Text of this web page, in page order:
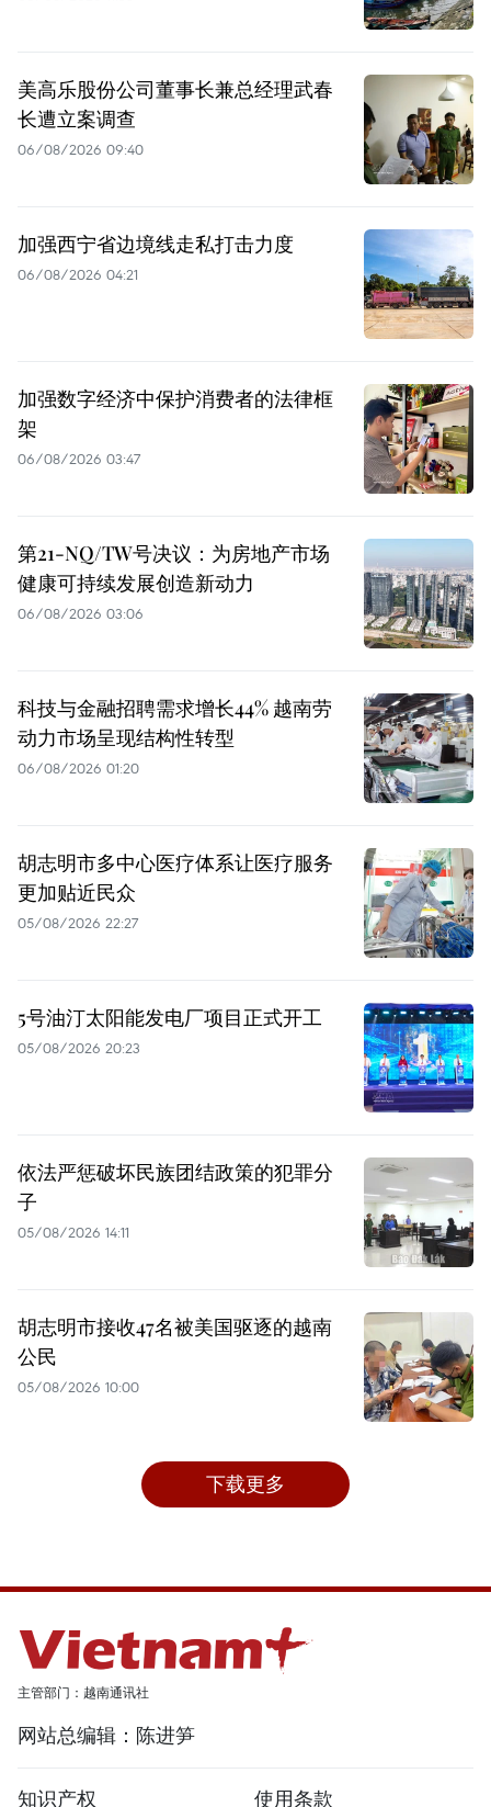
美高乐股份公司董事长兼总经理武春
长遭立案调查
06/08/2026 09:40
加强西宁省边境线走私打击力度
06/08/2026 04:21
加强数字经济中保护消费者的法律框
架
06/08/2026 03:47
第21-NQ/TW号决议：为房地产市场
健康可持续发展创造新动力
06/08/2026 03:06
科技与金融招聘需求增长44% 越南劳
动力市场呈现结构性转型
06/08/2026 01:20
胡志明市多中心医疗体系让医疗服务
更加贴近民众
05/08/2026 22:27
5号油汀太阳能发电厂项目正式开工
05/08/2026 20:23
依法严惩破坏民族团结政策的犯罪分
子
05/08/2026 14:11
胡志明市接收47名被美国驱逐的越南
公民
05/08/2026 10:00
下载更多
主管部门：越南通讯社
网站总编辑：陈进笋
知识产权 使用条款